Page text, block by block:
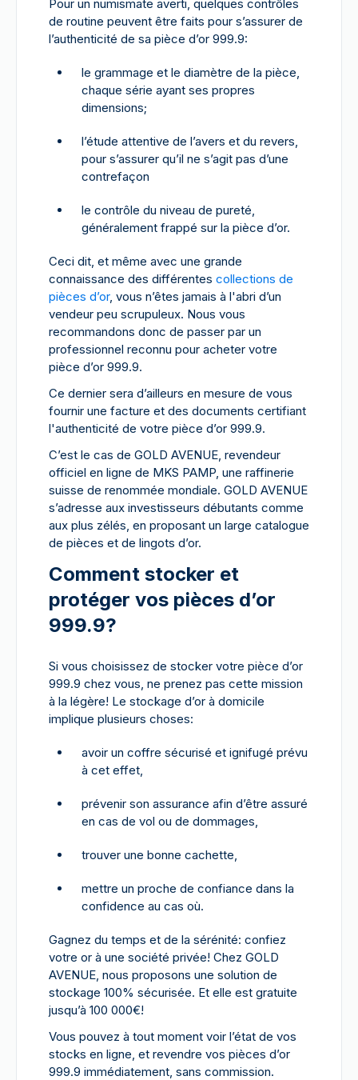
Pour un numismate averti, quelques contrôles
de routine peuvent être faits pour s’assurer de
l’authenticité de sa pièce d’or 999.9:
le grammage et le diamètre de la pièce,
chaque série ayant ses propres
dimensions;
l’étude attentive de l’avers et du revers,
pour s’assurer qu’il ne s’agit pas d’une
contrefaçon
le contrôle du niveau de pureté,
généralement frappé sur la pièce d’or.
Ceci dit, et même avec une grande
connaissance des différentes collections de
pièces d’or, vous n’êtes jamais à l'abri d’un
vendeur peu scrupuleux. Nous vous
recommandons donc de passer par un
professionnel reconnu pour acheter votre
pièce d’or 999.9.
Ce dernier sera d’ailleurs en mesure de vous
fournir une facture et des documents certifiant
l'authenticité de votre pièce d’or 999.9.
C’est le cas de GOLD AVENUE, revendeur
officiel en ligne de MKS PAMP, une raffinerie
suisse de renommée mondiale. GOLD AVENUE
s’adresse aux investisseurs débutants comme
aux plus zélés, en proposant un large catalogue
de pièces et de lingots d’or.
Comment stocker et
protéger vos pièces d’or
999.9?
Si vous choisissez de stocker votre pièce d’or
999.9 chez vous, ne prenez pas cette mission
à la légère! Le stockage d’or à domicile
implique plusieurs choses:
avoir un coffre sécurisé et ignifugé prévu
à cet effet,
prévenir son assurance afin d’être assuré
en cas de vol ou de dommages,
trouver une bonne cachette,
mettre un proche de confiance dans la
confidence au cas où.
Gagnez du temps et de la sérénité: confiez
votre or à une société privée! Chez GOLD
AVENUE, nous proposons une solution de
stockage 100% sécurisée. Et elle est gratuite
jusqu’à 100 000€!
Vous pouvez à tout moment voir l’état de vos
stocks en ligne, et revendre vos pièces d’or
999.9 immédiatement, sans commission.